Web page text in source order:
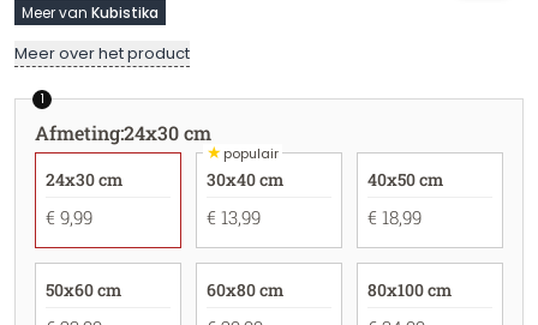
Meer van Kubistika
Meer over het product
1
Afmeting:24x30 cm
24x30 cm
€ 9,99
★populair
30x40 cm
€ 13,99
40x50 cm
€ 18,99
50x60 cm 60x80 cm 80x100 cm